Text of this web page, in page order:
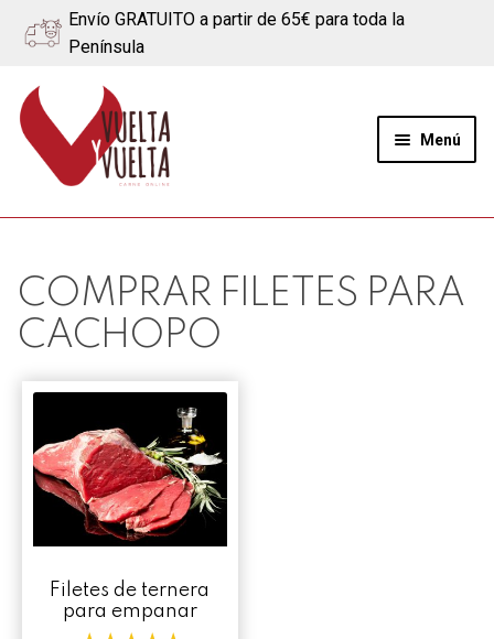
Envío GRATUITO a partir de 65€ para toda la
Península
Ir
a
navegación
Ir
al
contenido
Menú
Quiénes somos
hijo
Ternera
Cerdo
Quesos
Blog
Contacto
0 productos
COMPRAR FILETES PARA
CACHOPO
Filetes de ternera
para empanar